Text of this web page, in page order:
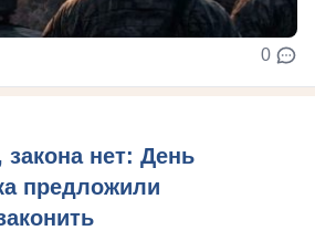
0
закона нет: День
предложили